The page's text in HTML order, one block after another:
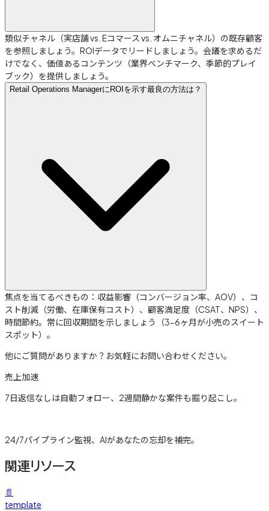
類似チャネル（実店舗 vs. Eコマース vs. オムニチャネル）の既存顧客
を参照しましょう。ROIデータでリードしましょう。会議を求めるだ
けでなく、価値あるコンテンツ（業界ベンチマーク、季節的プレイ
ブック）を提供しましょう。
Retail Operations ManagerにROIを示す最良の方法は？
焦点を当てるべきもの：収益影響（コンバージョン率、AOV）、コ
スト削減（労働、在庫保有コスト）、顧客満足度（CSAT、NPS）、
時間節約。常に回収期間を示しましょう（3-6ヶ月が小売のスイート
スポット）。
他にご質問がありますか？お気軽にお問い合わせください。
売上加速
7日返信なしは自動フォロー、2週間静かな案件も掘り起こし。
24/7パイプライン監視、AIがあなたの忘却を補完。
関連リソース
📄
template